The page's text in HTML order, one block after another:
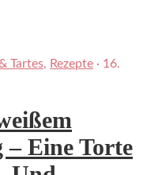
Tartes, Rezepte · 16.
– Eine Torte